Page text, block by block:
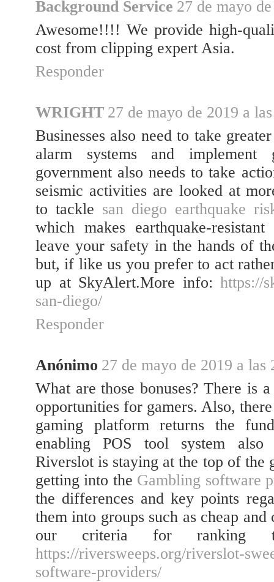
Background Service 27 de mayo
Awesome!!!! We provide high-
cost from clipping expert Asia.
Responder
WRIGHT 27 de mayo de 2019 a
Businesses also need to take
alarm systems and implement
government also needs to take
seismic activities are looked at
to tackle san diego earthquake
which makes earthquake-
leave your safety in the hands of
but, if like us you prefer to act
up at SkyAlert.More info: https://
san-diego/
Responder
Anónimo 27 de mayo de 2019 a las
What are those bonuses? There is
opportunities for gamers. Also,
gaming platform returns the
enabling POS tool system also
Riverslot is staying at the top of the
getting into the Gambling software
the differences and key points
them into groups such as cheap
our criteria for ranking
https://riversweeps.org/riverslot-
software-providers/